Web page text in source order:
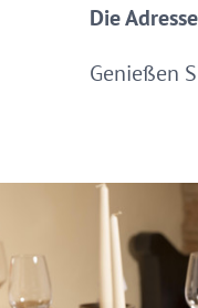
Die
Genießen